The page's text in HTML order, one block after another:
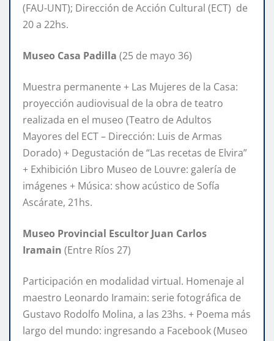
(FAU-UNT); Dirección de Acción Cultural (ECT) de
20 a 22hs.
Museo Casa Padilla (25 de mayo 36)
Muestra permanente + Las Mujeres de la Casa:
proyección audiovisual de la obra de teatro
realizada en el museo (Teatro de Adultos
Mayores del ECT – Dirección: Luis de Armas
Dorado) + Degustación de “Las recetas de Elvira”
+ Exhibición Libro Museo de Louvre: galería de
imágenes + Música: show acústico de Sofía
Ascárate, 21hs.
Museo Provincial Escultor Juan Carlos
Iramain (Entre Ríos 27)
Participación en modalidad virtual. Homenaje al
maestro Leonardo Iramain: serie fotográfica de
Gustavo Rodolfo Molina, a las 23hs. + Poema más
largo del mundo: ingresando a Facebook (Museo